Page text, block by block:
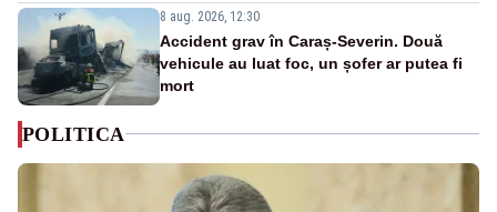
8 aug. 2026, 12:30
Accident grav în Caraș-Severin. Două
vehicule au luat foc, un șofer ar putea fi
mort
POLITICA